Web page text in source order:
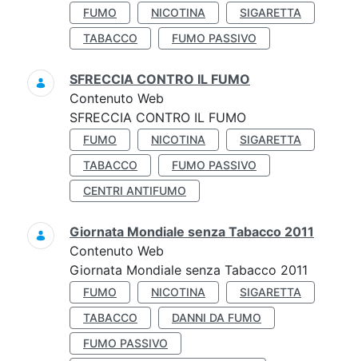
FUMO NICOTINA
SIGARETTA
TABACCO
FUMO PASSIVO
SFRECCIA CONTRO IL FUMO
Contenuto Web
SFRECCIA CONTRO IL FUMO
FUMO NICOTINA
SIGARETTA
TABACCO
FUMO PASSIVO
CENTRI ANTIFUMO
Giornata Mondiale senza Tabacco 2011
Contenuto Web
Giornata Mondiale senza Tabacco 2011
FUMO NICOTINA
SIGARETTA
TABACCO
DANNI DA FUMO
FUMO PASSIVO